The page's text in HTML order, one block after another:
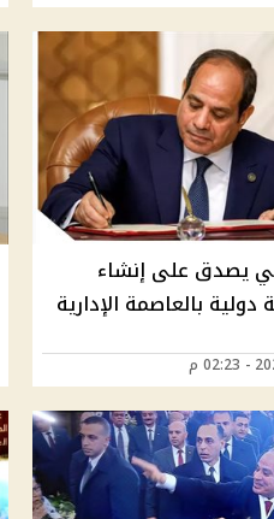
يصدق على إنشاء
بالعاصمة الإدارية